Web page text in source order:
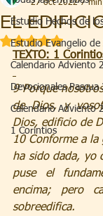
Estudio Hechos de
Estudio Evangelio de
Calendario Adviento
Devocionales Pascua
Calendario Adviento
1 Corintios
EL
27 oct 2022 7
Obtuvo NaN de
TEXTO: 1
9 Porque
de Dios, y
Dios, edificio de
10 Conforme a la
ha sido dada, yo
puse el
encima; pero
sobreedifica.